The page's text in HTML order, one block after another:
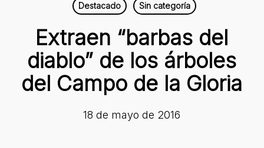
Destacado Sin categoría
Extraen “barbas del
diablo” de los árboles
del Campo de la Gloria
18 de mayo de 2016